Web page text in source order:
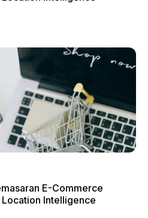
E-Commerce
Intelligence